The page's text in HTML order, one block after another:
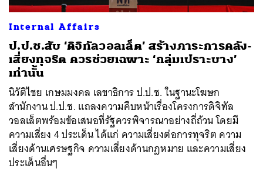
Internal Affairs
ป.ป.ช.สับ ‘ดิจิทัลวอลเล็ต’ สร้างภาระการคลัง-
เสี่ยงทุจริต ควรช่วยเฉพาะ ‘กลุ่มเปราะบาง’
เท่านั้น
นิวัติไชย เกษมมงคล เลขาธิการ ป.ป.ช. ในฐานะโฆษก
สำนักงาน ป.ป.ช. แถลงความคืบหน้าเรื่องโครงการดิจิทัล
วอลเล็ตพร้อมข้อเสนอที่รัฐควรพิจารณาอย่างถี่ถ้วน โดยมี
ความเสี่ยง 4 ประเด็น ได้แก่ ความเสี่ยงต่อการทุจริต ความ
เสี่ยงด้านเศรษฐกิจ ความเสี่ยงด้านกฎหมาย และความเสี่ยง
ประเด็นอื่นๆ